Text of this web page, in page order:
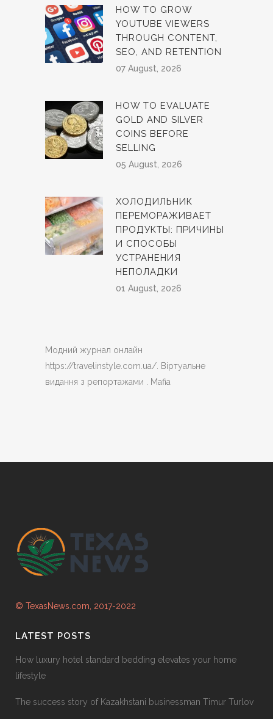
HOW TO GROW
YOUTUBE VIEWERS
THROUGH CONTENT,
SEO, AND RETENTION
07 August, 2026
HOW TO EVALUATE
GOLD AND SILVER
COINS BEFORE
SELLING
05 August, 2026
ХОЛОДИЛЬНИК
ПЕРЕМОРАЖИВАЕТ
ПРОДУКТЫ: ПРИЧИНЫ
И СПОСОБЫ
УСТРАНЕНИЯ
НЕПОЛАДКИ
01 August, 2026
Модний журнал онлайн
https://travelinstyle.com.ua/. Віртуальне
видання з репортажами . Mafia
© TexasNews.com, 2017-2022
LATEST POSTS
How luxury hotel standard bedding elevates your home
lifestyle
The success story of Kazakhstani businessman Timur Turlov